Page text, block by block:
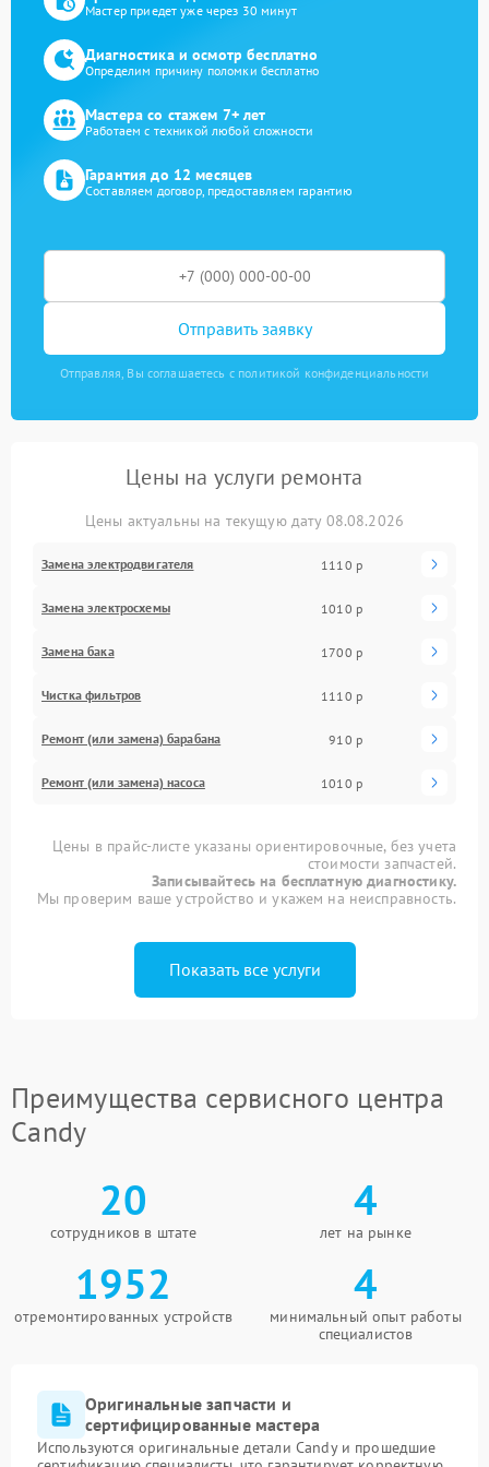
Мастер приедет уже через 30 минут
Диагностика и осмотр бесплатно
Определим причину поломки бесплатно
Мастера со стажем 7+ лет
Работаем с техникой любой сложности
Гарантия до 12 месяцев
Составляем договор, предоставляем гарантию
Отправить заявку
Отправляя, Вы соглашаетесь с политикой конфиденциальности
Цены на услуги ремонта
Цены актуальны на текущую дату 08.08.2026
Замена электродвигателя 1110 р
Замена электросхемы 1010 р
Замена бака 1700 р
Чистка фильтров 1110 р
Ремонт (или замена) барабана 910 р
Ремонт (или замена) насоса 1010 р
Цены в прайс-листе указаны ориентировочные, без учета
стоимости запчастей.
Записывайтесь на бесплатную диагностику.
Мы проверим ваше устройство и укажем на неисправность.
Показать все услуги
Преимущества сервисного центра
Candy
20
сотрудников в штате
4
лет на рынке
1952
отремонтированных устройств
4
минимальный опыт работы
специалистов
Оригинальные запчасти и
сертифицированные мастера
Используются оригинальные детали Candy и прошедшие